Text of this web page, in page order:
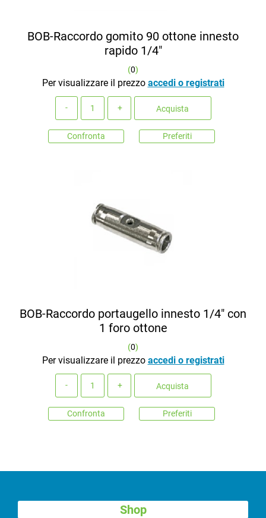
BOB-Raccordo gomito 90 ottone innesto
rapido 1/4"
(0)
Per visualizzare il prezzo accedi o registrati
Acquista
Confronta Preferiti
BOB-Raccordo portaugello innesto 1/4" con
1 foro ottone
(0)
Per visualizzare il prezzo accedi o registrati
Acquista
Confronta Preferiti
Shop